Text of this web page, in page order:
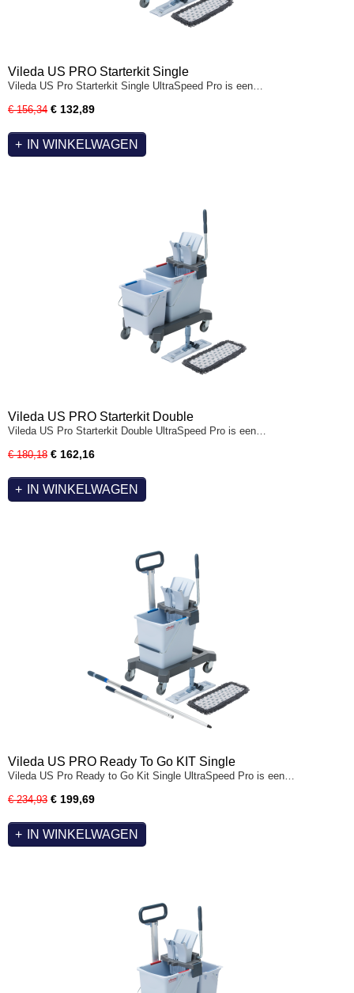
Vileda US PRO Starterkit Single
Vileda US Pro Starterkit Single UltraSpeed Pro is een…
€ 156,34 € 132,89
IN WINKELWAGEN
Vileda US PRO Starterkit Double
Vileda US Pro Starterkit Double UltraSpeed Pro is een…
€ 180,18 € 162,16
IN WINKELWAGEN
Vileda US PRO Ready To Go KIT Single
Vileda US Pro Ready to Go Kit Single UltraSpeed Pro is een…
€ 234,93 € 199,69
IN WINKELWAGEN